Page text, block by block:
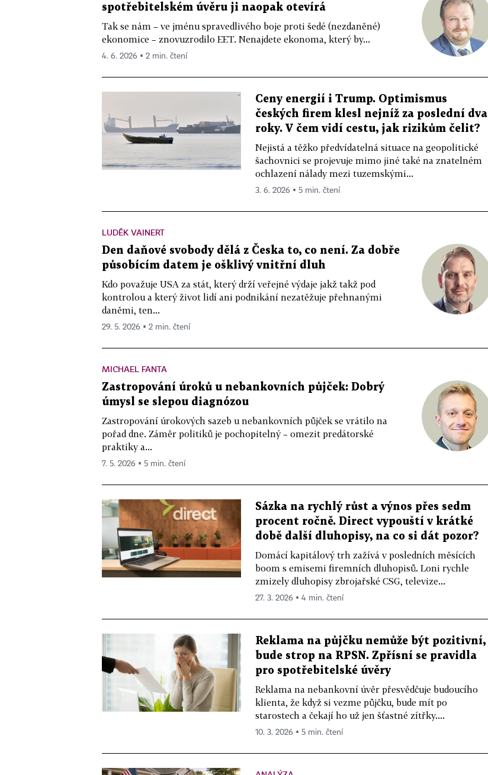
spotřebitelském úvěru ji naopak otevírá
Tak se nám – ve jménu spravedlivého boje proti šedé (nezdaněné)
ekonomice – znovuzrodilo EET. Nenajdete ekonoma, který by...
4. 6. 2026 ▪ 2 min. čtení
Ceny energií i Trump. Optimismus
českých firem klesl nejníž za poslední dva
roky. V čem vidí cestu, jak rizikům čelit?
Nejistá a těžko předvídatelná situace na geopolitické
šachovnici se projevuje mimo jiné také na znatelném
ochlazení nálady mezi tuzemskými...
3. 6. 2026 ▪ 5 min. čtení
LUDĚK VAINERT
Den daňové svobody dělá z Česka to, co není. Za dobře
působícím datem je ošklivý vnitřní dluh
Kdo považuje USA za stát, který drží veřejné výdaje jakž takž pod
kontrolou a který život lidí ani podnikání nezatěžuje přehnanými
daněmi, ten...
29. 5. 2026 ▪ 2 min. čtení
MICHAEL FANTA
Zastropování úroků u nebankovních půjček: Dobrý
úmysl se slepou diagnózou
Zastropování úrokových sazeb u nebankovních půjček se vrátilo na
pořad dne. Záměr politiků je pochopitelný – omezit predátorské
praktiky a...
7. 5. 2026 ▪ 5 min. čtení
Sázka na rychlý růst a výnos přes sedm
procent ročně. Direct vypouští v krátké
době další dluhopisy, na co si dát pozor?
Domácí kapitálový trh zažívá v posledních měsících
boom s emisemi firemních dluhopisů. Loni rychle
zmizely dluhopisy zbrojařské CSG, televize...
27. 3. 2026 ▪ 4 min. čtení
Reklama na půjčku nemůže být pozitivní,
bude strop na RPSN. Zpřísní se pravidla
pro spotřebitelské úvěry
Reklama na nebankovní úvěr přesvědčuje budoucího
klienta, že když si vezme půjčku, bude mít po
starostech a čekají ho už jen šťastné zítřky....
10. 3. 2026 ▪ 5 min. čtení